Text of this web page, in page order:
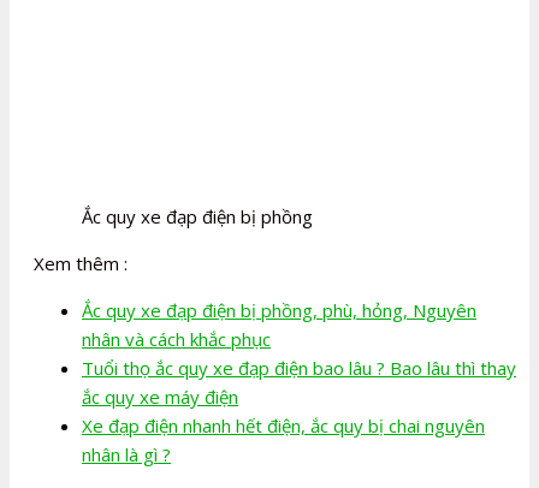
Ắc quy xe đạp điện bị phồng
Xem thêm :
Ắc quy xe đạp điện bị phồng, phù, hỏng, Nguyên
nhân và cách khắc phục
Tuổi thọ ắc quy xe đạp điện bao lâu ? Bao lâu thì thay
ắc quy xe máy điện
Xe đạp điện nhanh hết điện, ắc quy bị chai nguyên
nhân là gì ?